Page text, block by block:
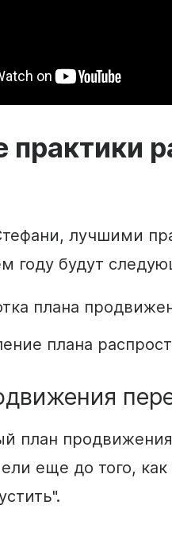
практики
лучшими
году будут
плана
плана
план продвижения
еще до того,
".